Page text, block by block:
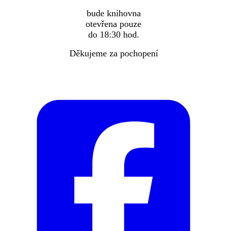
bude knihovna
otevřena pouze
do 18:30 hod.
Děkujeme za pochopení